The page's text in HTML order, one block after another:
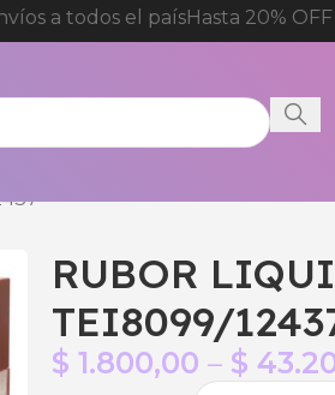
a todos el paísHasta 20% OFF
RUBOR
TEI8099/
$ 1.800,00 – $